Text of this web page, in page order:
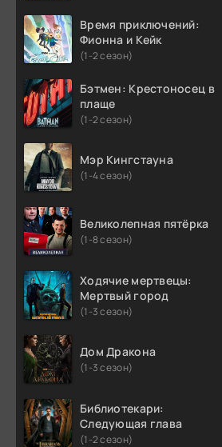
Время приключений:
Фионна и Кейк
(1-2 сезон)
Бэтмен: Крестоносец в
плаще
(1-2 сезон)
Мэр Кингстауна
(1-4 сезон)
Великолепная пятёрка
(1-8 сезон)
Ходячие мертвецы:
Мертвый город
(1-3 сезон)
Дом Дракона
(1-3 сезон)
Библиотекари:
Следующая глава
(1-2 сезон)